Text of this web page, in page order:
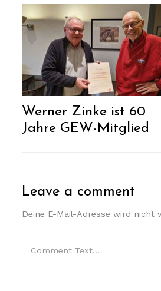
Werner Zinke ist 60
Jahre GEW-Mitglied
Leave a comment
Deine E-Mail-Adresse wird nicht